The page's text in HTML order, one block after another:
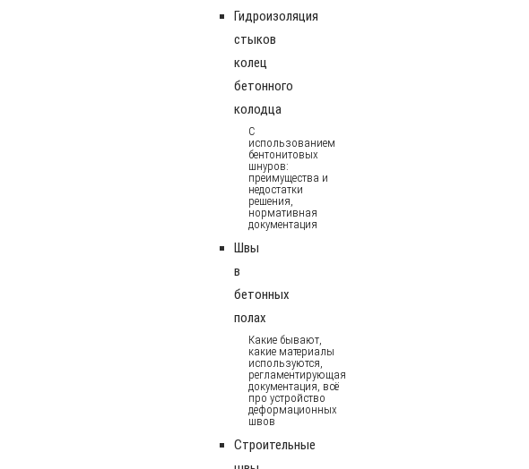
Гидроизоляция
стыков
колец
бетонного
колодца
С
использованием
бентонитовых
шнуров:
преимущества и
недостатки
решения,
нормативная
документация
Швы
в
бетонных
полах
Какие бывают,
какие материалы
используются,
регламентирующая
документация, всё
про устройство
деформационных
швов
Строительные